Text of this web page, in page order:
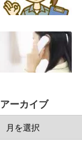
アーカイブ